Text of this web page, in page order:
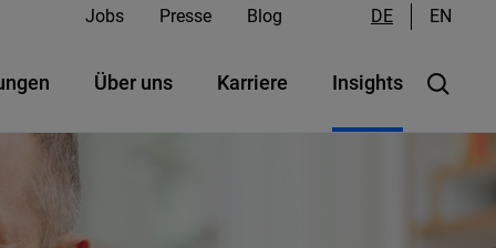
Jobs Presse Blog DE EN
Über uns Karriere Insights